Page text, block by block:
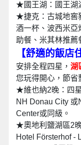
★國王湖：國王湖
★捷克：古城地窖
酒一杯、波西米亞
助餐、米其林推薦
【舒適的飯店
安排全程四星， 湖
您玩得開心，節省
★維也納2晚：四
NH Donau City
Center或同級。
★奧地利鹽湖區2
Hotel Försterhof -